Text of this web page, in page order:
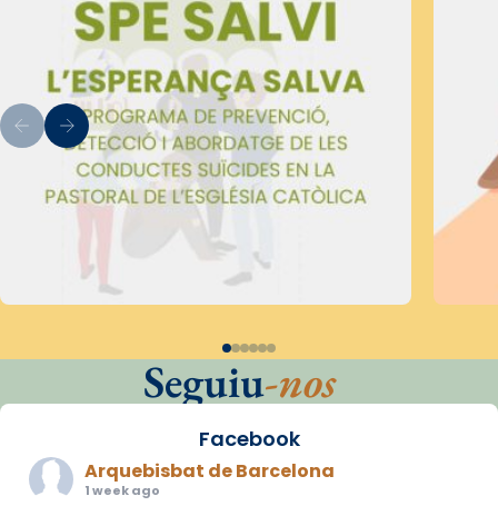
Seguiu-nos
Facebook
Arquebisbat de Barcelona
1 week ago